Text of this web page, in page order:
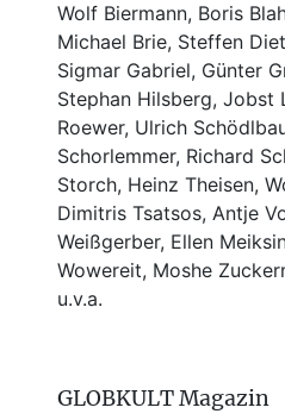
Wolf Biermann, Boris
Michael Brie, Steffen
Sigmar Gabriel, Günter
Stephan Hilsberg, Jobst
Roewer, Ulrich
Schorlemmer, Richard
Storch, Heinz Theisen,
Dimitris Tsatsos, Antje
Weißgerber, Ellen
Wowereit, Moshe
u.v.a.
GLOBKULT Magazin